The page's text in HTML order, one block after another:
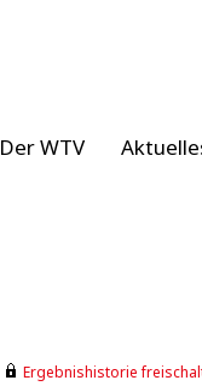
Der WTV
Ergebnishistorie